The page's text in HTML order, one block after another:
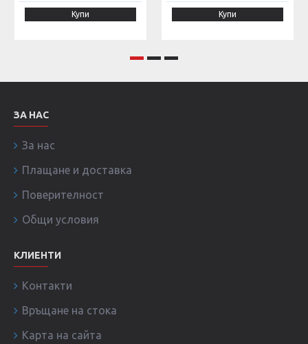
Купи Купи
ЗА НАС
За нас
Плащане и доставка
Поверителност
Общи условия
КЛИЕНТИ
Контакти
Връщане на стока
Карта на сайта